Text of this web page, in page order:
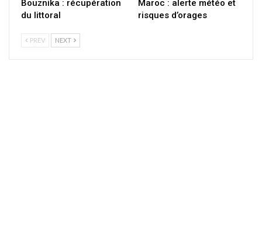
Bouznika : récupération
du littoral
Maroc : alerte météo et
risques d’orages
PREV NEXT